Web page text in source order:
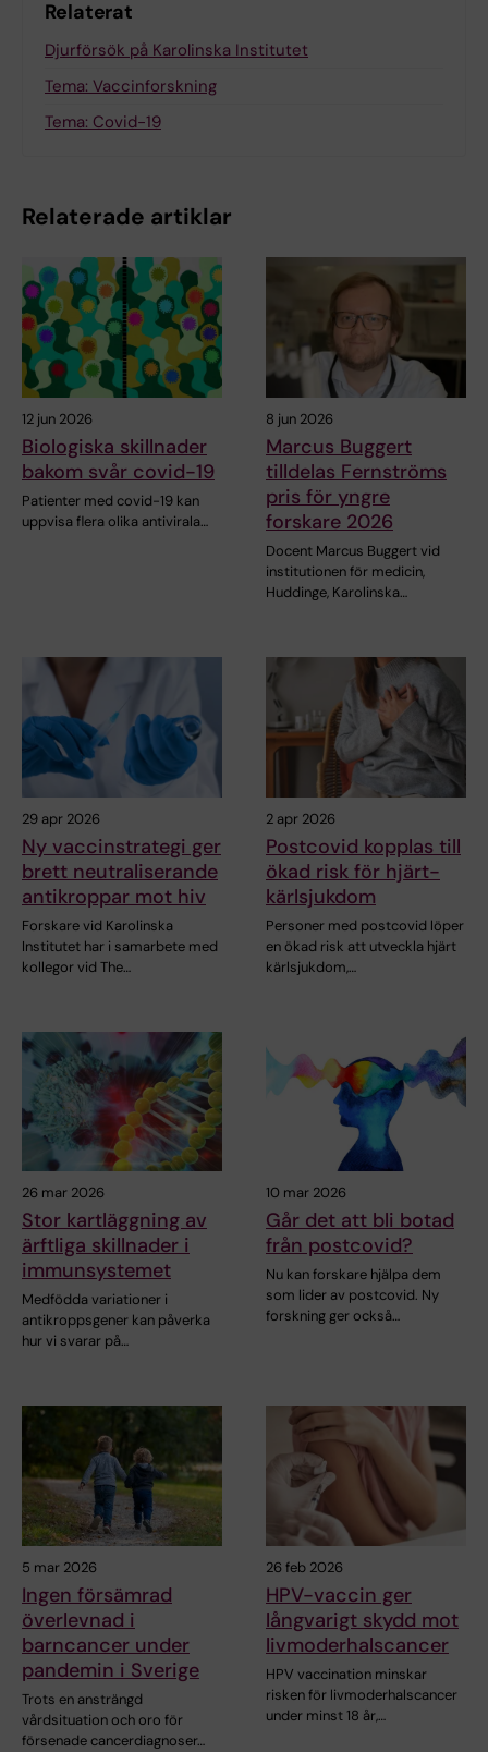
Relaterat
Djurförsök på Karolinska Institutet
Tema: Vaccinforskning
Tema: Covid-19
Relaterade artiklar
12 jun 2026
Biologiska skillnader
bakom svår covid-19
Patienter med covid-19 kan
uppvisa flera olika antivirala…
8 jun 2026
Marcus Buggert
tilldelas Fernströms
pris för yngre
forskare 2026
Docent Marcus Buggert vid
institutionen för medicin,
Huddinge, Karolinska…
29 apr 2026
Ny vaccinstrategi ger
brett neutraliserande
antikroppar mot hiv
Forskare vid Karolinska
Institutet har i samarbete med
kollegor vid The…
2 apr 2026
Postcovid kopplas till
ökad risk för hjärt-
kärlsjukdom
Personer med postcovid löper
en ökad risk att utveckla hjärt
kärlsjukdom,…
26 mar 2026
Stor kartläggning av
ärftliga skillnader i
immunsystemet
Medfödda variationer i
antikroppsgener kan påverka
hur vi svarar på…
10 mar 2026
Går det att bli botad
från postcovid?
Nu kan forskare hjälpa dem
som lider av postcovid. Ny
forskning ger också…
5 mar 2026
Ingen försämrad
överlevnad i
barncancer under
pandemin i Sverige
Trots en ansträngd
vårdsituation och oro för
försenade cancerdiagnoser…
26 feb 2026
HPV-vaccin ger
långvarigt skydd mot
livmoderhalscancer
HPV vaccination minskar
risken för livmoderhalscancer
under minst 18 år,…